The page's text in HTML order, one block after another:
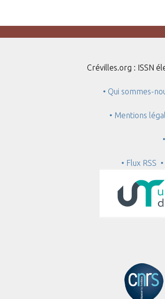
Crévilles.org : ISSN
• Qui sommes-
• Mentions
• Flux RSS